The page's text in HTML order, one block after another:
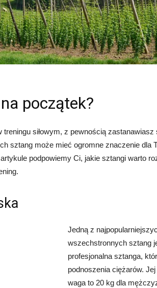
początek?
siłowym, z pewnością
sztang może mieć ogromne znaczenie dla
podpowiemy Ci, jakie sztangi warto
Jedną z
wszechstronnych sztang
profesjonalna sztanga,
podnoszenia ciężarów.
waga to 20 kg dla